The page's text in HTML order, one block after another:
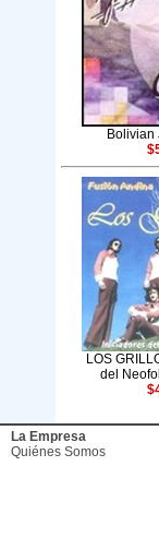
Bolivian
LOS
del
La Empresa
Quiénes Somos